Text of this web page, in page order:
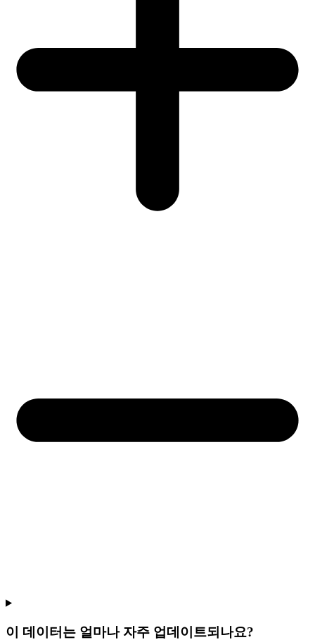
이 데이터는 얼마나 자주 업데이트되나요?